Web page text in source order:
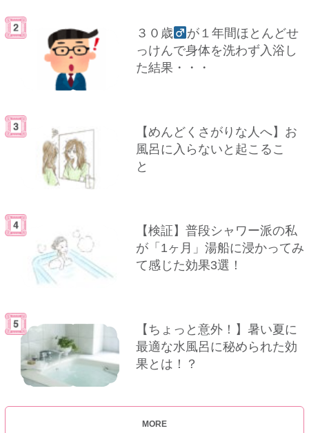
３０歳
が１年間ほとんどせ
っけんで身体を洗わず入浴し
た結果・・・
【めんどくさがりな人へ】お
風呂に入らないと起こるこ
と
【検証】普段シャワー派の私
が「1ヶ月」湯船に浸かってみ
て感じた効果3選！
【ちょっと意外！】暑い夏に
最適な水風呂に秘められた効
果とは！？
MORE